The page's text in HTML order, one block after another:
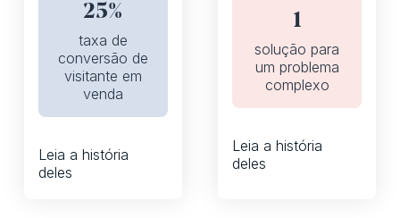
25%
taxa de
conversão de
visitante em
venda
Leia a história
deles
1
solução para
um problema
complexo
Leia a história
deles